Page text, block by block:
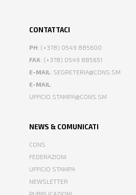
CONTATTACI
PH: (+378) 0549 885600
FAX: (+378) 0549 885651
E-MAIL : SEGRETERIA@CONS.SM
E-MAIL :
UFFICIO.STAMPA@CONS.SM
NEWS & COMUNICATI
CONS
FEDERAZIONI
UFFICIO STAMPA
NEWSLETTER
PUBBLICAZIONI